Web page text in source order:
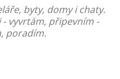
byty, domy i chaty.
vyvrtám, připevním -
poradím.